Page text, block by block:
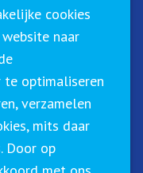
in het
cookies
naar
te optimaliseren
verzamelen
mits daar
Door op